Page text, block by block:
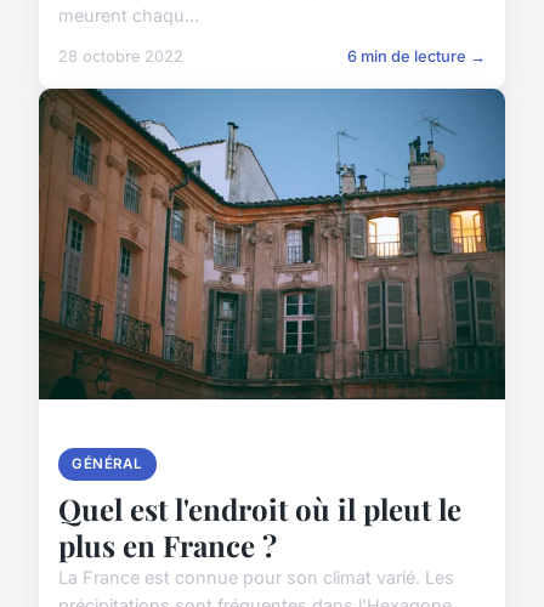
meurent chaqu...
28 octobre 2022 6 min de lecture →
GÉNÉRAL
Quel est l'endroit où il pleut le
plus en France ?
La France est connue pour son climat varié. Les